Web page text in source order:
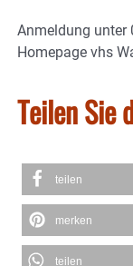
Anmeldung unter
Homepage vhs
Teilen Sie
teilen
merken
teilen